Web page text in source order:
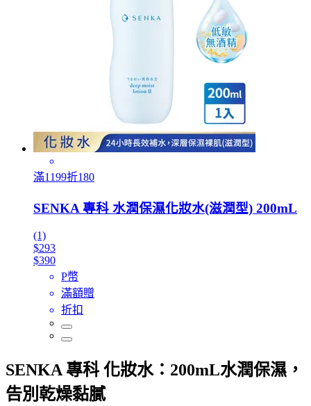
滿1199折180
SENKA 專科 水潤保濕化妝水(滋潤型) 200mL
(1)
$293
$390
P幣
滿額贈
折扣
SENKA 專科 化妝水：200mL水潤保濕，
告別乾燥黏膩